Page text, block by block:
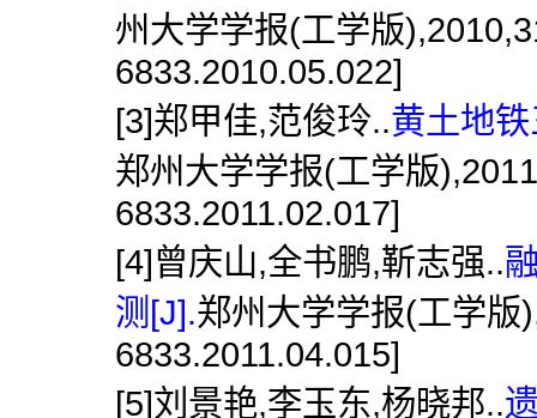
州大学学报(工学版
6833.2010.05.022]
[3]郑甲佳,范俊玲..黄土地
郑州大学学报(工学版
6833.2011.02.017]
[4]曾庆山,全书鹏,靳志强..
测[J].郑州大学学报(工学版
6833.2011.04.015]
[5]刘景艳,李玉东,杨晓邦..